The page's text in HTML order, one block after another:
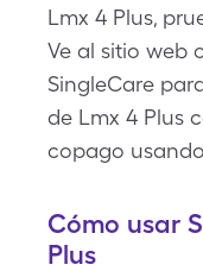
Lmx 4 Plus,
Ve al sitio web
SingleCare
de Lmx 4 Plus
copago
Cómo usar
Plus